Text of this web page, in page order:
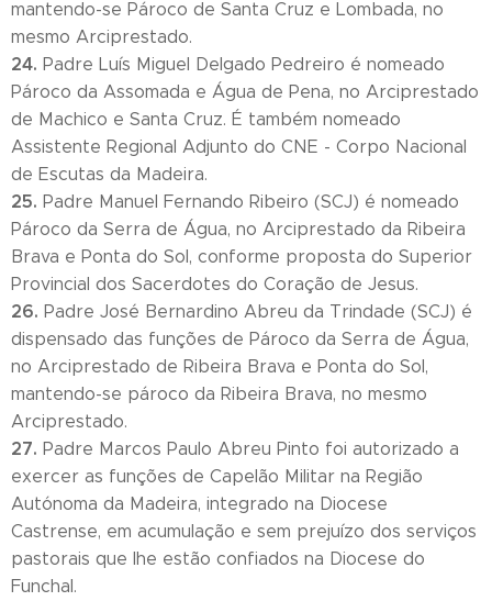
mantendo-se Pároco de Santa Cruz e Lombada, no
mesmo Arciprestado.
24. Padre Luís Miguel Delgado Pedreiro é nomeado
Pároco da Assomada e Água de Pena, no Arciprestado
de Machico e Santa Cruz. É também nomeado
Assistente Regional Adjunto do CNE - Corpo Nacional
de Escutas da Madeira.
25. Padre Manuel Fernando Ribeiro (SCJ) é nomeado
Pároco da Serra de Água, no Arciprestado da Ribeira
Brava e Ponta do Sol, conforme proposta do Superior
Provincial dos Sacerdotes do Coração de Jesus.
26. Padre José Bernardino Abreu da Trindade (SCJ) é
dispensado das funções de Pároco da Serra de Água,
no Arciprestado de Ribeira Brava e Ponta do Sol,
mantendo-se pároco da Ribeira Brava, no mesmo
Arciprestado.
27. Padre Marcos Paulo Abreu Pinto foi autorizado a
exercer as funções de Capelão Militar na Região
Autónoma da Madeira, integrado na Diocese
Castrense, em acumulação e sem prejuízo dos serviços
pastorais que lhe estão confiados na Diocese do
Funchal.